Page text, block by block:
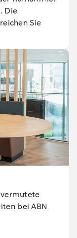
Die
Sie
bei ABN